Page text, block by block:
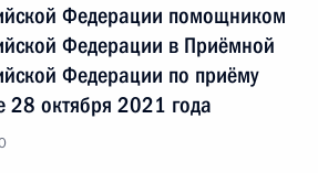
Федерации помощником
Федерации в Приёмной
Федерации по приёму
28 октября 2021 года